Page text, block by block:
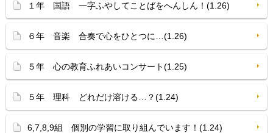
１年 国語 一字ふやしてことばをへんしん！(1.26)
６年 音楽 合奏で心をひとつに…(1.26)
５年 心の教育ふれあいコンサート(1.25)
５年 理科 どれだけ溶ける…？(1.24)
6,7,8,9組 個別の学習に取り組んでいます！(1.24)